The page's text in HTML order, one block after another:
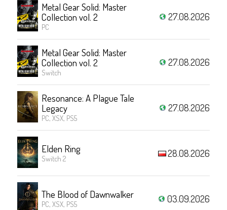
Metal Gear Solid: Master
Collection vol. 2
PC
27.08.2026
Metal Gear Solid: Master
Collection vol. 2
Switch
27.08.2026
Resonance: A Plague Tale
Legacy
PC, XSX, PS5
27.08.2026
Elden Ring
Switch 2 28.08.2026
The Blood of Dawnwalker
PC, XSX, PS5 03.09.2026